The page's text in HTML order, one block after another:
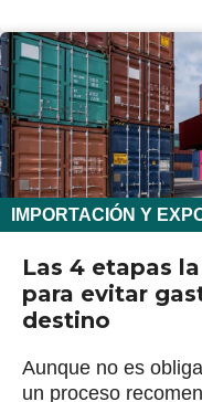
IMPORTACIÓN Y
Las 4 etapas
para evitar
destino
Aunque no es
un proceso